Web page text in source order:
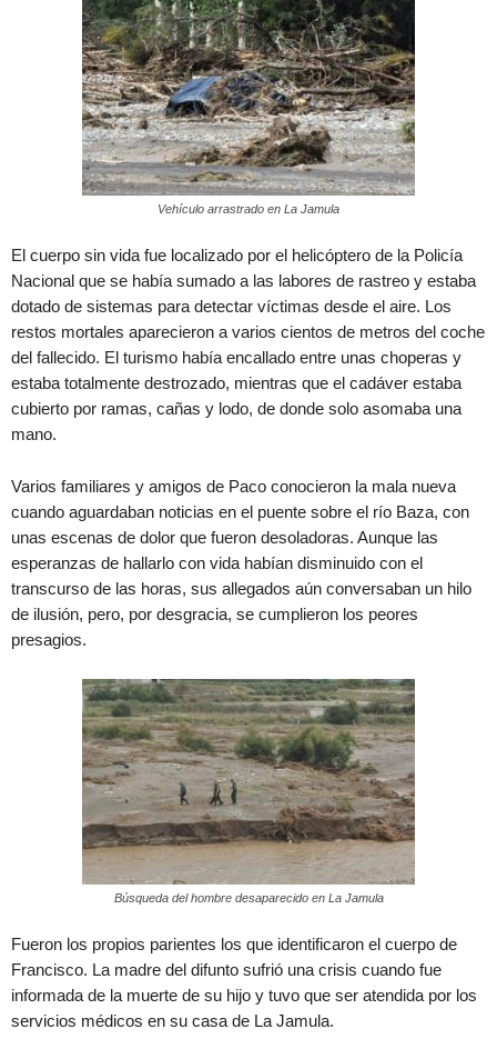
Vehículo arrastrado en La Jamula
El cuerpo sin vida fue localizado por el helicóptero de la Policía
Nacional que se había sumado a las labores de rastreo y estaba
dotado de sistemas para detectar víctimas desde el aire. Los
restos mortales aparecieron a varios cientos de metros del coche
del fallecido. El turismo había encallado entre unas choperas y
estaba totalmente destrozado, mientras que el cadáver estaba
cubierto por ramas, cañas y lodo, de donde solo asomaba una
mano.
Varios familiares y amigos de Paco conocieron la mala nueva
cuando aguardaban noticias en el puente sobre el río Baza, con
unas escenas de dolor que fueron desoladoras. Aunque las
esperanzas de hallarlo con vida habían disminuido con el
transcurso de las horas, sus allegados aún conversaban un hilo
de ilusión, pero, por desgracia, se cumplieron los peores
presagios.
Búsqueda del hombre desaparecido en La Jamula
Fueron los propios parientes los que identificaron el cuerpo de
Francisco. La madre del difunto sufrió una crisis cuando fue
informada de la muerte de su hijo y tuvo que ser atendida por los
servicios médicos en su casa de La Jamula.